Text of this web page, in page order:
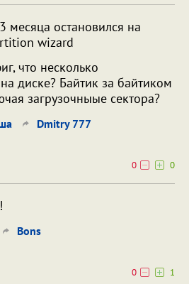
месяца остановился на
wizard
что несколько
диске? Байтик за байтиком
загрузочныые сектора?
Dmitry 777
0
0
Bons
0
1